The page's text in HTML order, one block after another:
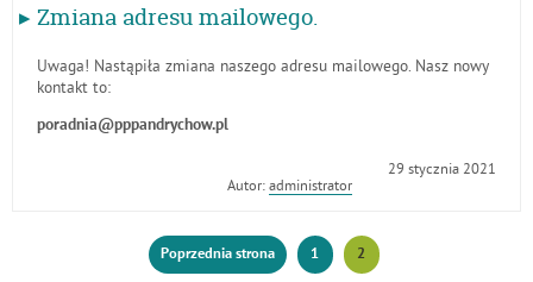
Zmiana adresu mailowego.
Uwaga! Nastąpiła zmiana naszego adresu mailowego. Nasz nowy
kontakt to:
poradnia@pppandrychow.pl
w
29 stycznia 2021
Autor: administrator
StronicowaniePoprzednia strona Strona
1 Strona
2